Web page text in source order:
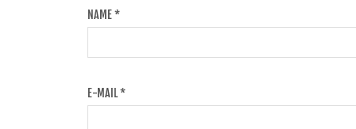
NAME*
E-MAIL*